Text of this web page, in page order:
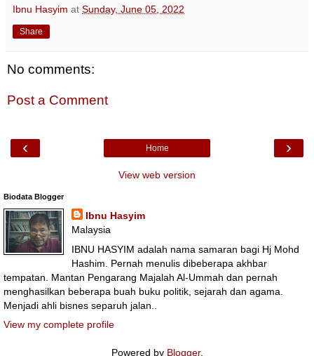
Ibnu Hasyim at Sunday, June 05, 2022
Share
No comments:
Post a Comment
‹ ›
Home
View web version
Biodata Blogger
Ibnu Hasyim
Malaysia
IBNU HASYIM adalah nama samaran bagi Hj Mohd
Hashim. Pernah menulis dibeberapa akhbar
tempatan. Mantan Pengarang Majalah Al-Ummah dan pernah
menghasilkan beberapa buah buku politik, sejarah dan agama.
Menjadi ahli bisnes separuh jalan..
View my complete profile
Powered by Blogger.